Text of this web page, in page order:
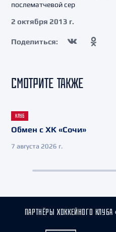
послематчевой сер
2 октября 2013 г.
Поделиться:
СМОТРИТЕ ТАКЖЕ
КЛУБ
Обмен с ХК «Сочи»
7 августа 2026 г.
ПАРТНЁРЫ ХОККЕЙНОГО КЛУБА